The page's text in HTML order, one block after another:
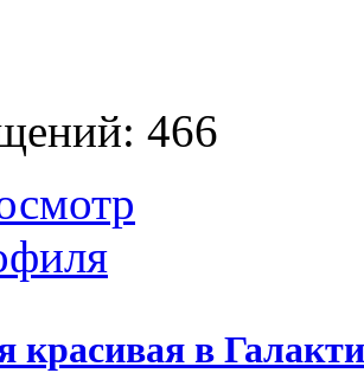
466
красивая в